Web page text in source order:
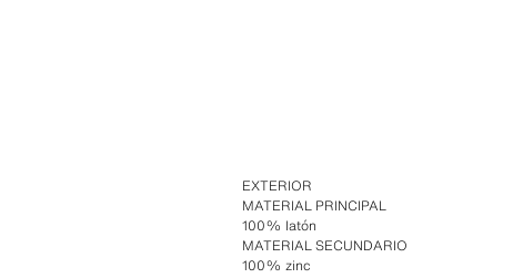
EXTERIOR
MATERIAL PRINCIPAL
100% latón
MATERIAL SECUNDARIO
100% zinc